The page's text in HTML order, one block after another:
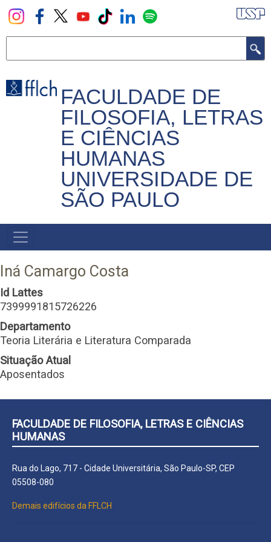
Pular
para
principal
FACULDADE DE
FILOSOFIA, LETRAS
E CIÊNCIAS
HUMANAS
UNIVERSIDADE DE
SÃO PAULO
NAVEGADOR
PRINCIPAL
Iná Camargo Costa
Id Lattes
7399991815726226
Departamento
Teoria Literária e Literatura Comparada
Situação Atual
Aposentados
FACULDADE DE FILOSOFIA, LETRAS E CIÊNCIAS
HUMANAS
Rua do Lago, 717 - Cidade Universitária, São Paulo-SP, CEP
05508-080
Demais edifícios da FFLCH